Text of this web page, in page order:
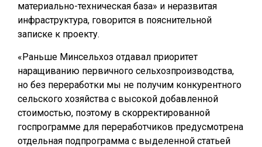
материально-техническая база» и неразвитая
инфраструктура, говорится в пояснительной
записке к проекту.
«Раньше Минсельхоз отдавал приоритет
наращиванию первичного сельхозпроизводства,
но без переработки мы не получим конкурентного
сельского хозяйства с высокой добавленной
стоимостью, поэтому в скорректированной
госпрограмме для переработчиков предусмотрена
отдельная подпрограмма с выделенной статьей